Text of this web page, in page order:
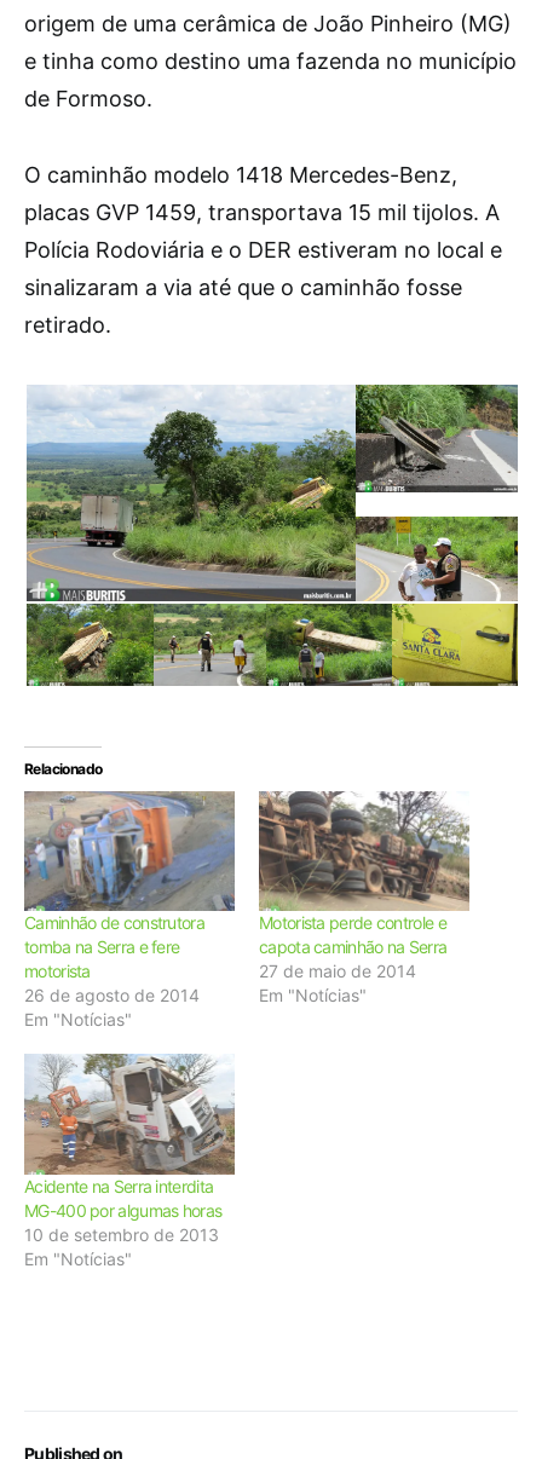
Published on
origem de uma cerâmica de João Pinheiro (MG)
e tinha como destino uma fazenda no município
de Formoso.
O caminhão modelo 1418 Mercedes-Benz,
placas GVP 1459, transportava 15 mil tijolos. A
Polícia Rodoviária e o DER estiveram no local e
sinalizaram a via até que o caminhão fosse
retirado.
Relacionado
Caminhão de construtora
tomba na Serra e fere
motorista
26 de agosto de 2014
Em "Notícias"
Motorista perde controle e
capota caminhão na Serra
27 de maio de 2014
Em "Notícias"
Acidente na Serra interdita
MG-400 por algumas horas
10 de setembro de 2013
Em "Notícias"